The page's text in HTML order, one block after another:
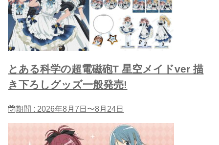
とある科学の超電磁砲T 星​空メイドver 描
き下ろしグッズ一般発売!
期間 : 2026年8月7日〜8月24日